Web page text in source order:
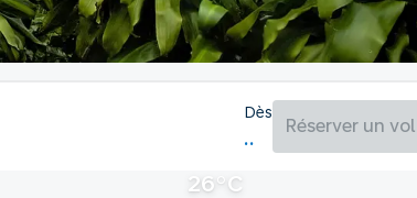
26°C
Dès
Réserver un vol